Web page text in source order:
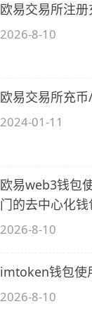
欧易交易所注
2026-8-10
欧易交易所充
2024-01-11
欧易web3钱包
门的去中心化
2026-8-10
imtoken钱包使
2026-8-10